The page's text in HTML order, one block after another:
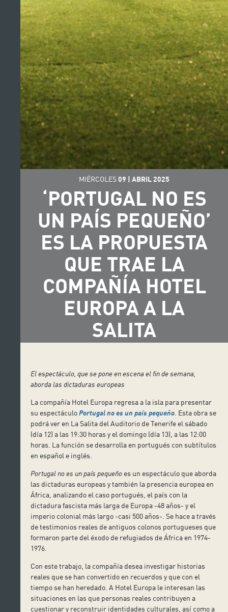
MIÉRCOLES09 | ABRIL 2025
‘PORTUGAL NO ES
UN PAÍS PEQUEÑO’
ES LA PROPUESTA
QUE TRAE LA
COMPAÑÍA HOTEL
EUROPA A LA
SALITA
El espectáculo, que se pone en escena el fin de semana,
aborda las dictaduras europeas
La compañía Hotel Europa regresa a la isla para presentar
su espectáculoPortugal no es un país pequeño . Esta obra se
podrá ver en La Salita del Auditorio de Tenerife el sábado
(día 12) a las 19:30 horas y el domingo (día 13), a las 12:00
horas. La función se desarrolla en portugués con subtítulos
en español e inglés.
Portugal no es un país pequeño es un espectáculo que aborda
las dictaduras europeas y también la presencia europea en
África, analizando el caso portugués, el país con la
dictadura fascista más larga de Europa -48 años- y el
imperio colonial más largo -casi 500 años-. Se hace a través
de testimonios reales de antiguos colonos portugueses que
formaron parte del éxodo de refugiados de África en 1974-
1976.
Con este trabajo, la compañía desea investigar historias
reales que se han convertido en recuerdos y que con el
tiempo se han heredado. A Hotel Europa le interesan las
situaciones en las que personas reales contribuyen a
cuestionar y reconstruir identidades culturales, así como a